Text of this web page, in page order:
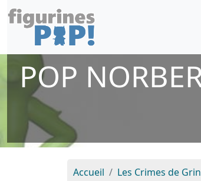
POP
Accueil Les Crimes de